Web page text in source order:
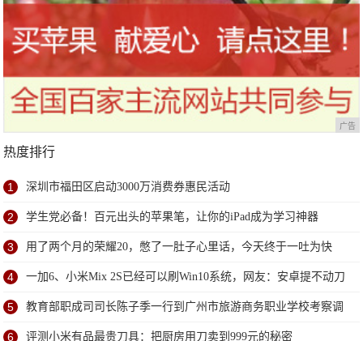
广告
热度排行
1 深圳市福田区启动3000万消费券惠民活动
2 学生党必备！百元出头的苹果笔，让你的iPad成为学习神器
3 用了两个月的荣耀20，憋了一肚子心里话，今天终于一吐为快
4 一加6、小米Mix 2S已经可以刷Win10系统，网友：安卓提不动刀
了？
5 教育部职成司司长陈子季一行到广州市旅游商务职业学校考察调
研
6 评测小米有品最贵刀具：把厨房用刀卖到999元的秘密